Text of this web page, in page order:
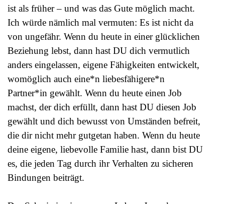
ist als früher – und was das Gute möglich macht.
Ich würde nämlich mal vermuten: Es ist nicht da
von ungefähr. Wenn du heute in einer glücklichen
Beziehung lebst, dann hast DU dich vermutlich
anders eingelassen, eigene Fähigkeiten entwickelt,
womöglich auch eine*n liebesfähigere*n
Partner*in gewählt. Wenn du heute einen Job
machst, der dich erfüllt, dann hast DU diesen Job
gewählt und dich bewusst von Umständen befreit,
die dir nicht mehr gutgetan haben. Wenn du heute
deine eigene, liebevolle Familie hast, dann bist DU
es, die jeden Tag durch ihr Verhalten zu sicheren
Bindungen beiträgt.